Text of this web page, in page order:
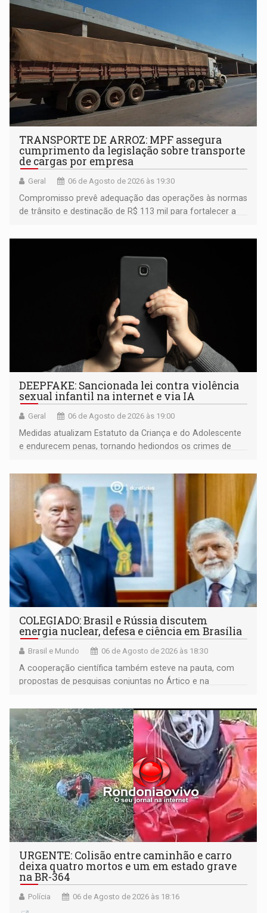
TRANSPORTE DE ARROZ: MPF assegura
cumprimento da legislação sobre transporte
de cargas por empresa
Geral 06 de Agosto de 2026 às 19:30
Compromisso prevê adequação das operações às normas
de trânsito e destinação de R$ 113 mil para fortalecer a
DEEPFAKE: Sancionada lei contra violência
sexual infantil na internet e via IA
Geral 06 de Agosto de 2026 às 19:00
Medidas atualizam Estatuto da Criança e do Adolescente
e endurecem penas, tornando hediondos os crimes de
COLEGIADO: Brasil e Rússia discutem
energia nuclear, defesa e ciência em Brasília
Brasil e Mundo 06 de Agosto de 2026 às 18:30
A cooperação científica também esteve na pauta, com
propostas de pesquisas conjuntas no Ártico e na
URGENTE: Colisão entre caminhão e carro
deixa quatro mortos e um em estado grave
na BR-364
Polícia 06 de Agosto de 2026 às 18:16